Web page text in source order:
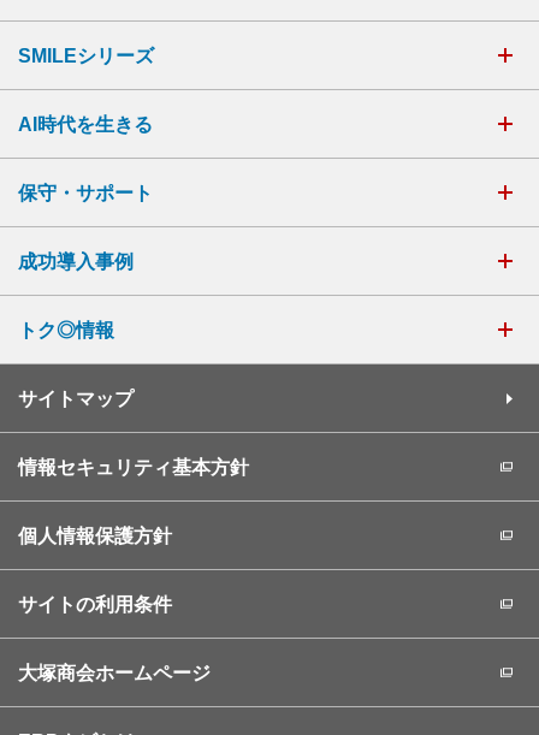
SMILEシリーズ
AI時代を生きる
保守・サポート
成功導入事例
トク◎情報
サイトマップ
情報セキュリティ基本方針
個人情報保護方針
サイトの利用条件
大塚商会ホームページ